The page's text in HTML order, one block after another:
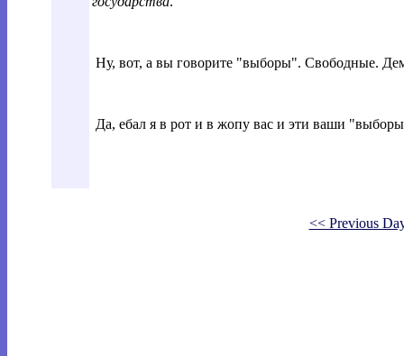
Ну, вот, а вы говорите "выборы". Свободные.
Да, ебал я в рот и в жопу вас и эти ваши
<< Previous